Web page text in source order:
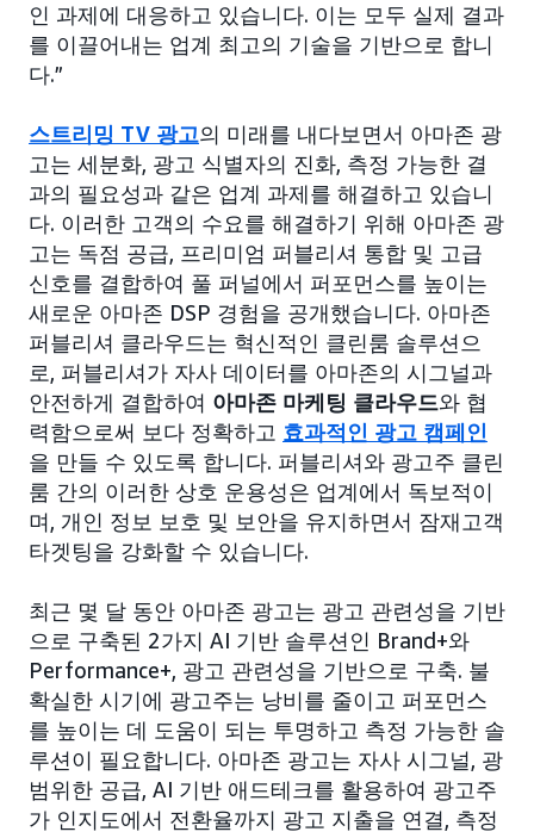
인 과제에 대응하고 있습니다. 이는 모두 실제 결과
를 이끌어내는 업계 최고의 기술을 기반으로 합니
다.”
스트리밍 TV 광고의 미래를 내다보면서 아마존 광
고는 세분화, 광고 식별자의 진화, 측정 가능한 결
과의 필요성과 같은 업계 과제를 해결하고 있습니
다. 이러한 고객의 수요를 해결하기 위해 아마존 광
고는 독점 공급, 프리미엄 퍼블리셔 통합 및 고급
신호를 결합하여 풀 퍼널에서 퍼포먼스를 높이는
새로운 아마존 DSP 경험을 공개했습니다. 아마존
퍼블리셔 클라우드는 혁신적인 클린룸 솔루션으
로, 퍼블리셔가 자사 데이터를 아마존의 시그널과
안전하게 결합하여 아마존 마케팅 클라우드와 협
력함으로써 보다 정확하고 효과적인 광고 캠페인
을 만들 수 있도록 합니다. 퍼블리셔와 광고주 클린
룸 간의 이러한 상호 운용성은 업계에서 독보적이
며, 개인 정보 보호 및 보안을 유지하면서 잠재고객
타겟팅을 강화할 수 있습니다.
최근 몇 달 동안 아마존 광고는 광고 관련성을 기반
으로 구축된 2가지 AI 기반 솔루션인 Brand+와
Performance+, 광고 관련성을 기반으로 구축. 불
확실한 시기에 광고주는 낭비를 줄이고 퍼포먼스
를 높이는 데 도움이 되는 투명하고 측정 가능한 솔
루션이 필요합니다. 아마존 광고는 자사 시그널, 광
범위한 공급, AI 기반 애드테크를 활용하여 광고주
가 인지도에서 전환율까지 광고 지출을 연결, 측정